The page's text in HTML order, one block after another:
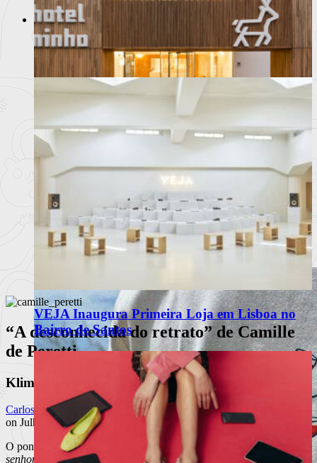
Hotel Minho
Ler mais+
Moda
Notícias
Eventos
Marcas
Beleza /Cosmética
VEJA Inaugura Primeira Loja em Lisboa no
Bairro de Santos
“A desconhecida do retrato” de Camille
de Peretti
Klimt em versão mistério pop
Carlos Eugénio Augusto
on Julho 3, 2025 at 11:53 am
O ponto de partida é factual: em 1997, o quadro
Retrato de uma
senhora
, do pintor austríaco Gustav Klimt, foi roubado de uma